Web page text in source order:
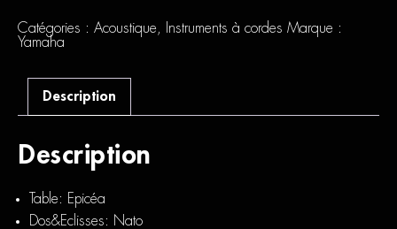
Catégories : Acoustique Instruments à cordes Marque :
Yamaha
Description
Description
Table: Epicéa
Dos&Eclisses: Nato